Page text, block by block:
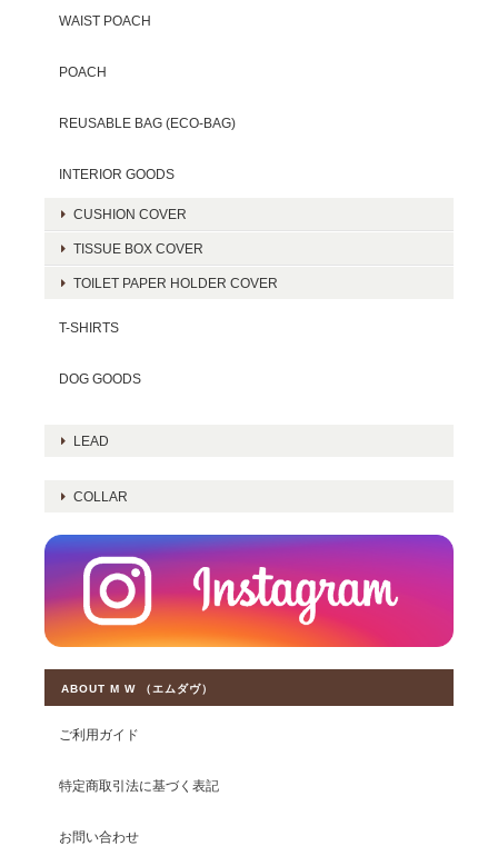
WAIST POACH
POACH
REUSABLE BAG (ECO-BAG)
INTERIOR GOODS
CUSHION COVER
TISSUE BOX COVER
TOILET PAPER HOLDER COVER
T-SHIRTS
DOG GOODS
LEAD
COLLAR
ABOUT M W （エムダヴ）
ご利用ガイド
特定商取引法に基づく表記
お問い合わせ